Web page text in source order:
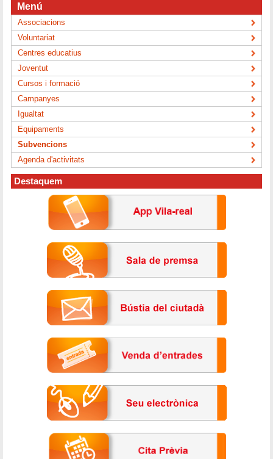
Menú
Associacions
Voluntariat
Centres educatius
Joventut
Cursos i formació
Campanyes
Igualtat
Equipaments
Subvencions
Agenda d'activitats
Destaquem